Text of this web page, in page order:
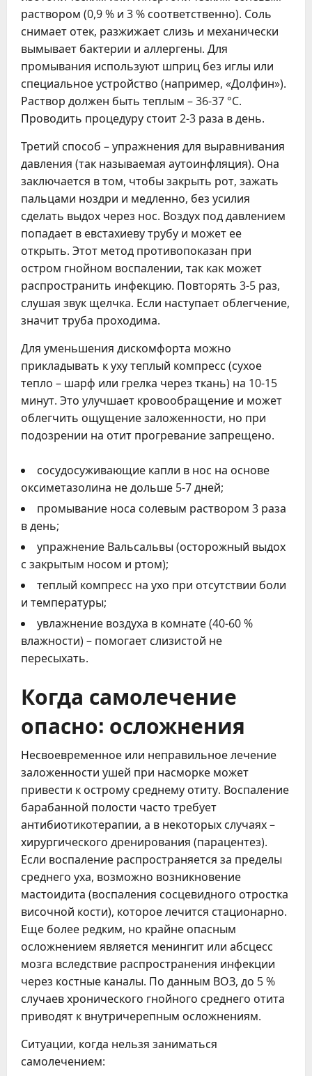
раствором (0,9 % и 3 % соответственно). Соль
снимает отек, разжижает слизь и механически
вымывает бактерии и аллергены. Для
промывания используют шприц без иглы или
специальное устройство (например, «Долфин»).
Раствор должен быть теплым – 36-37 °C.
Проводить процедуру стоит 2-3 раза в день.
Третий способ – упражнения для выравнивания
давления (так называемая аутоинфляция). Она
заключается в том, чтобы закрыть рот, зажать
пальцами ноздри и медленно, без усилия
сделать выдох через нос. Воздух под давлением
попадает в евстахиеву трубу и может ее
открыть. Этот метод противопоказан при
остром гнойном воспалении, так как может
распространить инфекцию. Повторять 3-5 раз,
слушая звук щелчка. Если наступает облегчение,
значит труба проходима.
Для уменьшения дискомфорта можно
прикладывать к уху теплый компресс (сухое
тепло – шарф или грелка через ткань) на 10-15
минут. Это улучшает кровообращение и может
облегчить ощущение заложенности, но при
подозрении на отит прогревание запрещено.
сосудосуживающие капли в нос на основе
оксиметазолина не дольше 5-7 дней;
промывание носа солевым раствором 3 раза
в день;
упражнение Вальсальвы (осторожный выдох
с закрытым носом и ртом);
теплый компресс на ухо при отсутствии боли
и температуры;
увлажнение воздуха в комнате (40-60 %
влажности) – помогает слизистой не
пересыхать.
Когда самолечение
опасно: осложнения
Несвоевременное или неправильное лечение
заложенности ушей при насморке может
привести к острому среднему отиту. Воспаление
барабанной полости часто требует
антибиотикотерапии, а в некоторых случаях –
хирургического дренирования (парацентез).
Если воспаление распространяется за пределы
среднего уха, возможно возникновение
мастоидита (воспаления сосцевидного отростка
височной кости), которое лечится стационарно.
Еще более редким, но крайне опасным
осложнением является менингит или абсцесс
мозга вследствие распространения инфекции
через костные каналы. По данным ВОЗ, до 5 %
случаев хронического гнойного среднего отита
приводят к внутричерепным осложнениям.
Ситуации, когда нельзя заниматься
самолечением: